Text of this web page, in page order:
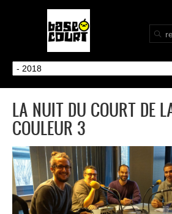
LA NUIT DU COURT DE
COULEUR 3